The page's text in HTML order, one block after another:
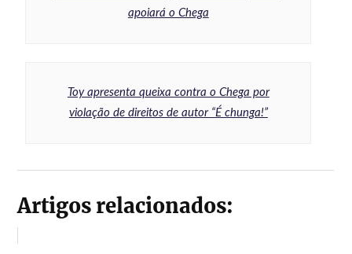
apoiará o Chega
Toy apresenta queixa contra o Chega por
violação de direitos de autor “É chunga!”
Artigos relacionados: